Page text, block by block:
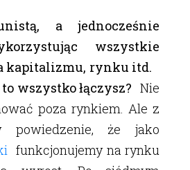
a jednocześnie
wszystkie
kapitalizmu, rynku itd.
wszystko łączysz? Nie
poza rynkiem. Ale z
powiedzenie, że jako
funkcjonujemy na rynku